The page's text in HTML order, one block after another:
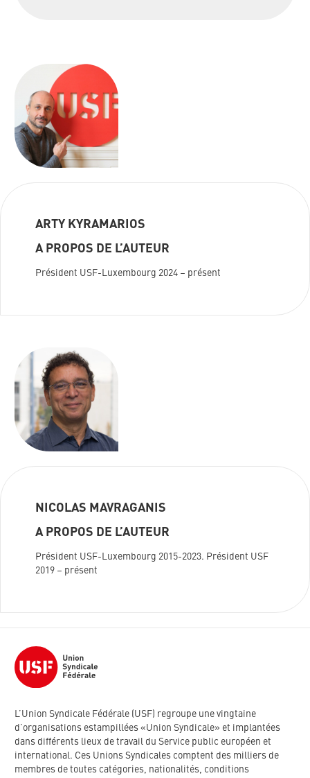
ARTY KYRAMARIOS
A PROPOS DE L’AUTEUR
Président USF-Luxembourg 2024 – présent
NICOLAS MAVRAGANIS
A PROPOS DE L’AUTEUR
Président USF-Luxembourg 2015-2023. Président USF
2019 – présent
L’Union Syndicale Fédérale (USF) regroupe une vingtaine
d’organisations estampillées «Union Syndicale» et implantées
dans différents lieux de travail du Service public européen et
international. Ces Unions Syndicales comptent des milliers de
membres de toutes catégories, nationalités, conditions